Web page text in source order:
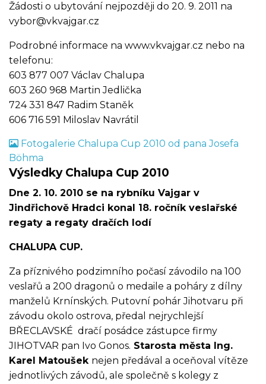
Žádosti o ubytování nejpozději do 20. 9. 2011 na
vybor@vkvajgar.cz
Podrobné informace na www.vkvajgar.cz nebo na
telefonu:
603 877 007 Václav Chalupa
603 260 968 Martin Jedlička
724 331 847 Radim Staněk
606 716 591 Miloslav Navrátil
Fotogalerie Chalupa Cup 2010 od pana Josefa
Böhma
Výsledky Chalupa Cup 2010
Dne 2. 10. 2010 se na rybníku Vajgar v
Jindřichově Hradci konal 18. ročník veslařské
regaty a regaty dračích lodí
CHALUPA CUP.
Za příznivého podzimního počasí závodilo na 100
veslařů a 200 dragonů o medaile a poháry z dílny
manželů Krnínských. Putovní pohár Jihotvaru při
závodu okolo ostrova, předal nejrychlejší
BŘECLAVSKÉ dračí posádce zástupce firmy
JIHOTVAR pan Ivo Gonos. Starosta města Ing.
Karel Matoušek nejen předával a oceňoval vítěze
jednotlivých závodů, ale společně s kolegy z